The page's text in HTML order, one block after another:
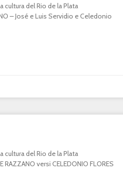
del Rio de la Plata
– José e Luis Servidio e Celedonio
del Rio de la Plata
RAZZANO versi CELEDONIO FLORES